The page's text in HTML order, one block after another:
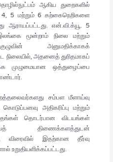
ஆகிய துறைகளில்
5 மற்றும் 6 கற்கைநெறிகளை
ஆராயப்பட்டது. என்.வி.க்யூ. 5
மூன்றாம் நிலை மற்றும்
அனுமதிக்காகக்
நிலையில், அதனைத் துரிதமாகப்
முழுமையான ஒத்துழைப்பை
சம்பள மீளாய்வு
அதிகரிப்பு மற்றும்
தொடர்பான விடயங்கள்
திணைக்களத்துடன்
விரைவில் இதற்கான தீர்வு
உறுதியளிக்கப்பட்டது.